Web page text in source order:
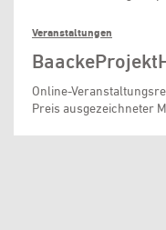
Veranstaltungen
Online-
Preis ausgezeichneter